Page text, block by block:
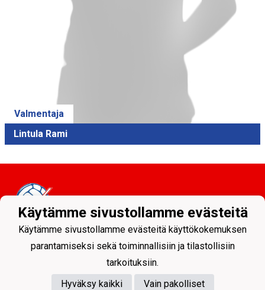
Valmentaja
Lintula Rami
Tietosuojaseloste
Sodankylän Pallo ry - Nuorissa on tulevaisuus
Käytämme sivustollamme evästeitä
Käytämme sivustollamme evästeitä käyttökokemuksen
parantamiseksi sekä toiminnallisiin ja tilastollisiin
tarkoituksiin.
Hyväksy kaikki
Vain pakolliset